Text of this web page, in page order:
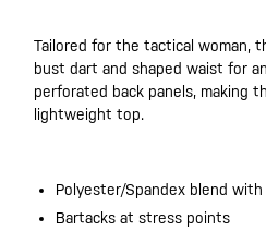
Tailored for the tactical woman,
bust dart and shaped waist for
perforated back panels, making
lightweight top.
Polyester/Spandex blend
Bartacks at stress points